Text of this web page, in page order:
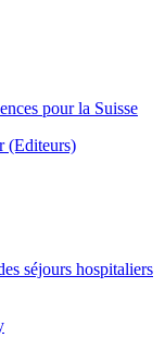
pour la Suisse
(Editeurs)
séjours hospitaliers